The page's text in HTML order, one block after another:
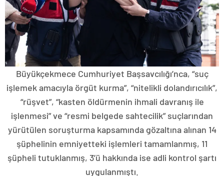
Büyükçekmece Cumhuriyet Başsavcılığı’nca, “suç
işlemek amacıyla örgüt kurma”, “nitelikli dolandırıcılık”,
“rüşvet”, “kasten öldürmenin ihmali davranış ile
işlenmesi” ve “resmi belgede sahtecilik” suçlarından
yürütülen soruşturma kapsamında gözaltına alınan 14
şüphelinin emniyetteki işlemleri tamamlanmış, 11
şüpheli tutuklanmış, 3’ü hakkında ise adli kontrol şartı
uygulanmıştı.